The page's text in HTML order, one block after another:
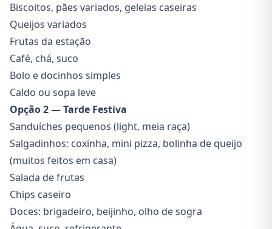
Biscoitos, pães variados, geleias caseiras
Queijos variados
Frutas da estação
Café, chá, suco
Bolo e docinhos simples
Caldo ou sopa leve
Opção 2 — Tarde Festiva
Sanduíches pequenos (light, meia raça)
Salgadinhos: coxinha, mini pizza, bolinha de queijo
(muitos feitos em casa)
Salada de frutas
Chips caseiro
Doces: brigadeiro, beijinho, olho de sogra